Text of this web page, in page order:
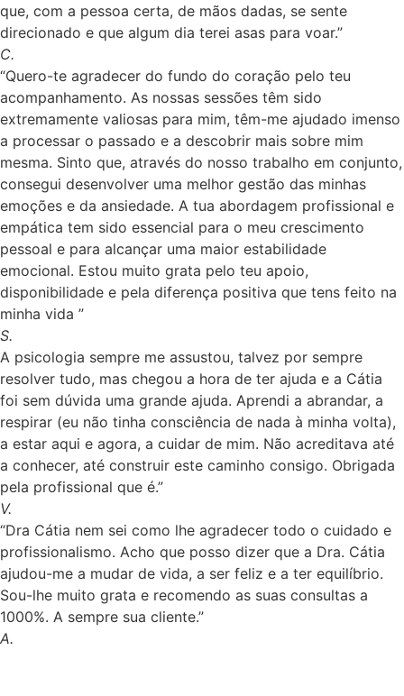
que, com a pessoa certa, de mãos dadas, se sente
direcionado e que algum dia terei asas para voar.”
C.
“Quero-te agradecer do fundo do coração pelo teu
acompanhamento. As nossas sessões têm sido
extremamente valiosas para mim, têm-me ajudado imenso
a processar o passado e a descobrir mais sobre mim
mesma. Sinto que, através do nosso trabalho em conjunto,
consegui desenvolver uma melhor gestão das minhas
emoções e da ansiedade. A tua abordagem profissional e
empática tem sido essencial para o meu crescimento
pessoal e para alcançar uma maior estabilidade
emocional. Estou muito grata pelo teu apoio,
disponibilidade e pela diferença positiva que tens feito na
minha vida ”
S.
A psicologia sempre me assustou, talvez por sempre
resolver tudo, mas chegou a hora de ter ajuda e a Cátia
foi sem dúvida uma grande ajuda. Aprendi a abrandar, a
respirar (eu não tinha consciência de nada à minha volta),
a estar aqui e agora, a cuidar de mim. Não acreditava até
a conhecer, até construir este caminho consigo. Obrigada
pela profissional que é.”
V.
“Dra Cátia nem sei como lhe agradecer todo o cuidado e
profissionalismo. Acho que posso dizer que a Dra. Cátia
ajudou-me a mudar de vida, a ser feliz e a ter equilíbrio.
Sou-lhe muito grata e recomendo as suas consultas a
1000%. A sempre sua cliente.”
A.